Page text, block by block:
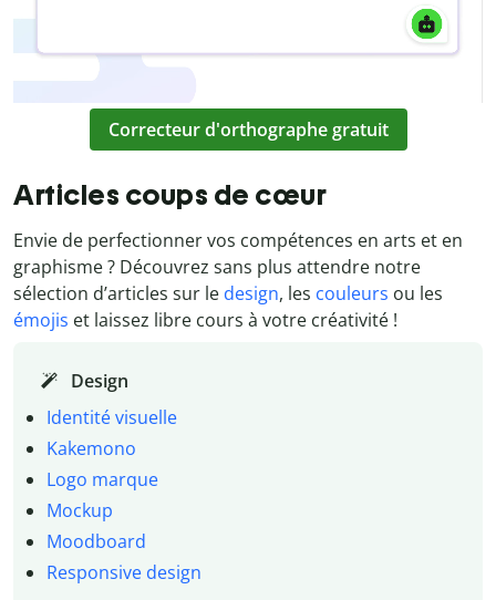
Correcteur d'orthographe gratuit
Articles coups de cœur
Envie de perfectionner vos compétences en arts et en
graphisme ? Découvrez sans plus attendre notre
sélection d’articles sur le design, les couleurs ou les
émojis et laissez libre cours à votre créativité !
Design
Identité visuelle
Kakemono
Logo marque
Mockup
Moodboard
Responsive design